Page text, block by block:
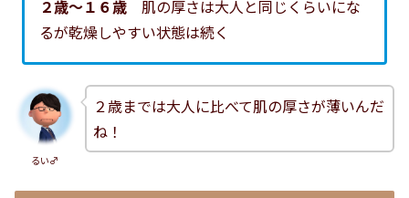
２歳～１６歳 肌の厚さは大人と同じくらいにな
るが乾燥しやすい状態は続く
るい♂
２歳までは大人に比べて肌の厚さが薄いんだ
ね！